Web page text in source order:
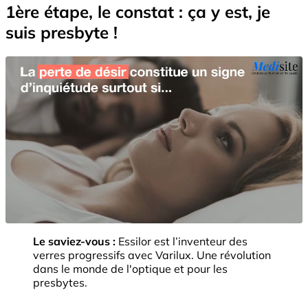
1ère étape, le constat : ça y est, je
suis presbyte !
Le saviez-vous : Essilor est l’inventeur des
verres progressifs avec Varilux. Une révolution
dans le monde de l'optique et pour les
presbytes.